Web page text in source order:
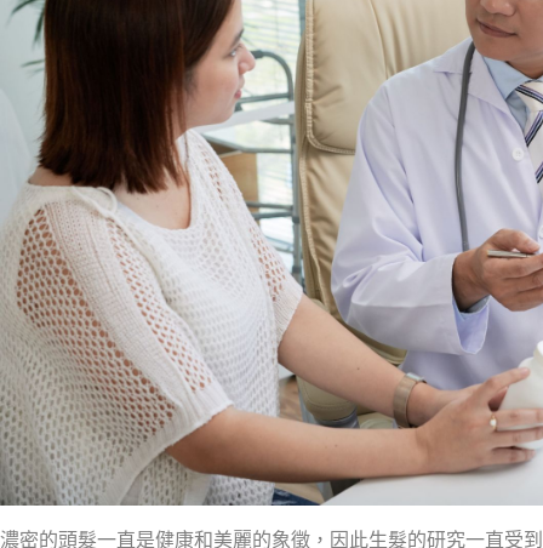
濃密的頭髮一直是健康和美麗的象徵，因此生髮的研究一直受